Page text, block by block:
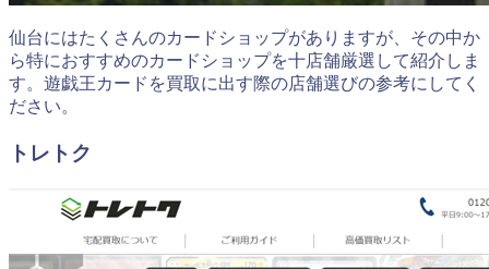
仙台にはたくさんのカードショップがありますが、その中か
ら特におすすめのカードショップを十店舗厳選して紹介しま
す。遊戯王カードを買取に出す際の店舗選びの参考にしてく
ださい。
トレトク